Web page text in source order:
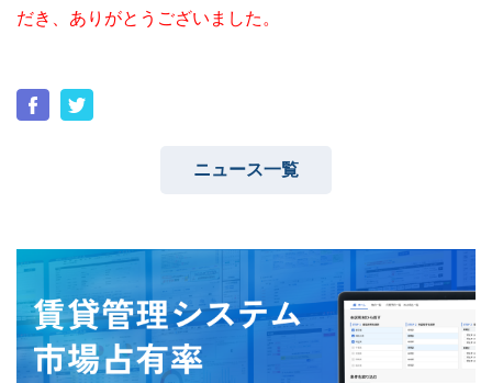
だき、ありがとうございました。
ニュース一覧